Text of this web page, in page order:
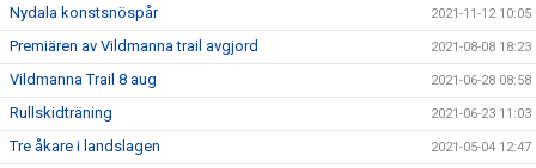
Nydala konstsnöspår 2021-11-12 10:05
Premiären av Vildmanna trail avgjord 2021-08-08 18:23
Vildmanna Trail 8 aug 2021-06-28 08:58
Rullskidträning 2021-06-23 11:03
Tre åkare i landslagen 2021-05-04 12:47